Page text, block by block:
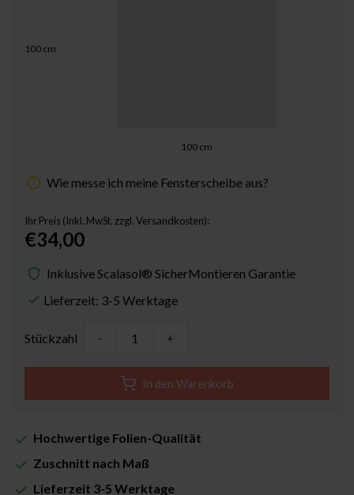
100 cm
100 cm
Wie messe ich meine Fensterscheibe aus?
Ihr Preis (Inkl. MwSt. zzgl. Versandkosten):
€34,00
Inklusive Scalasol® SicherMontieren Garantie
Lieferzeit: 3-5 Werktage
Stückzahl - +
In den Warenkorb
Hochwertige Folien-Qualität
Zuschnitt nach Maß
Lieferzeit 3-5 Werktage